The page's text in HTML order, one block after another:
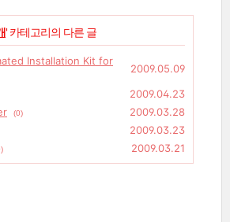
' 카테고리의 다른 글
Installation Kit for
2009.05.09
2009.04.23
(0)
2009.03.28
2009.03.23
2009.03.21